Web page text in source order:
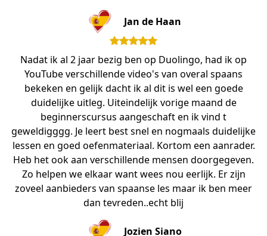
Jan de Haan
Nadat ik al 2 jaar bezig ben op Duolingo, had ik op
YouTube verschillende video's van overal spaans
bekeken en gelijk dacht ik al dit is wel een goede
duidelijke uitleg. Uiteindelijk vorige maand de
beginnerscursus aangeschaft en ik vind t
geweldigggg. Je leert best snel en nogmaals duidelijke
lessen en goed oefenmateriaal. Kortom een aanrader.
Heb het ook aan verschillende mensen doorgegeven.
Zo helpen we elkaar want wees nou eerlijk. Er zijn
zoveel aanbieders van spaanse les maar ik ben meer
dan tevreden..echt blij
Jozien Siano